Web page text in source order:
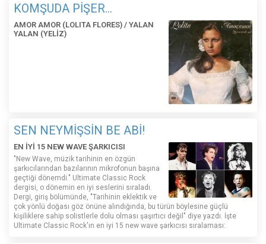
KOMŞUDA PİŞER...
AMOR AMOR (LOLITA FLORES) / YALAN
YALAN (YELİZ)
SEN NEYMİŞSİN BE ABİ!
EN İYİ 15 NEW WAVE ŞARKICISI
"New Wave, müzik tarihinin en özgün
şarkıcılarından bazılarının mikrofonun başına
geçtiği dönemdi." Ultimate Classic Rock
dergisi, o dönemin en iyi seslerini sıraladı.
Dergi, giriş bölümünde, "Tarihinin eklektik ve
çok yönlü doğası göz önüne alındığında, bu türün böylesine güçlü
kişiliklere sahip solistlerle dolu olması şaşırtıcı değil" diye yazdı. İşte
Ultimate Classic Rock'ın en iyi 15 new wave şarkıcısı sıralaması: